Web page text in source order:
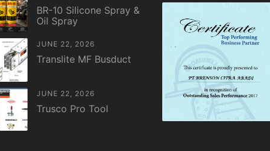
BR-10 Silicone Spray &
Oil Spray
JUNE 22, 2026
Translite MF Busduct
JUNE 22, 2026
Trusco Pro Tool